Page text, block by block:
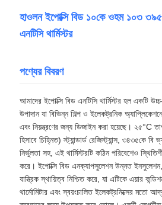
নীতি
হাওলন ইপোক্সি বিড ১০কে ওহম ১০৩
এনটিসি থার্মিস্টর
পণ্যের বিবরণ
আমাদের ইপোক্সি বিড এনটিসি থার্মিস্টর হল একটি
উপাদান যা বিভিন্ন শিল্প ও ইলেকট্রনিক
এবং নিয়ন্ত্রণের জন্য ডিজাইন করা হয়েছে। ২৫°C
হিসাবে চিহ্নিত) স্ট্যান্ডার্ড রেজিস্ট্যান্স, ৩৪৩৫কে
নির্ভুলতা সহ, এই থার্মিস্টরটি কঠিন পরিবেশেও
করে। ইপোক্সি বিড এনক্যাপসুলেশন উন্নত
যান্ত্রিক স্থায়িত্ব নিশ্চিত করে, যা এটিকে এয়ার
থার্মোমিটার এবং স্বয়ংচালিত ইলেকট্রনিক্সের মতো